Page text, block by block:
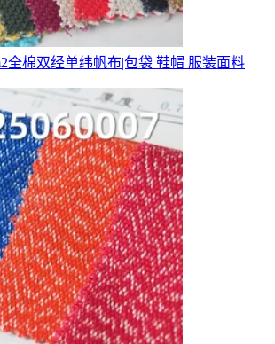
全棉双经单纬帆布|包袋 鞋帽 服装面料